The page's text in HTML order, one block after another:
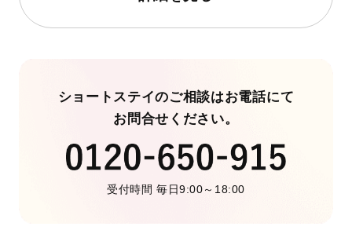
ショートステイのご相談はお電話にて
お問合せください。
受付時間 毎日9:00～18:00